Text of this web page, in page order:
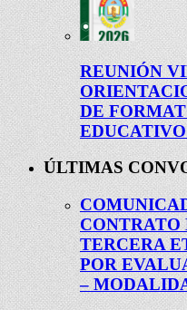
REUNIÓN
DE
EDUCATIVO
ÚLTIMAS
CONTRATO
TERCERA
POR
–